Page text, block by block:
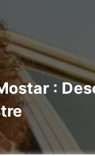
: